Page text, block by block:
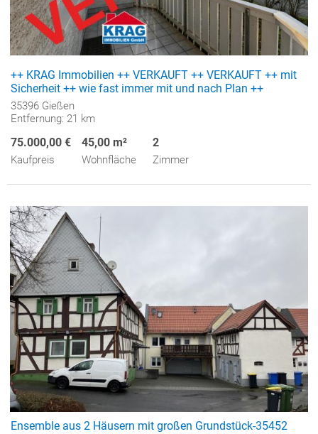
++ KRAG Immobilien ++ VERKAUFT ++ VERKAUFT ++ mit
Sicherheit ++ wie fast immer mit und nach Plan ++
35396 Gießen
Entfernung: 21 km
75.000,00 €
Kaufpreis
45,00 m²
Wohnfläche
2
Zimmer
Ensemble aus 2 Häusern mit großen Grundstück-35452